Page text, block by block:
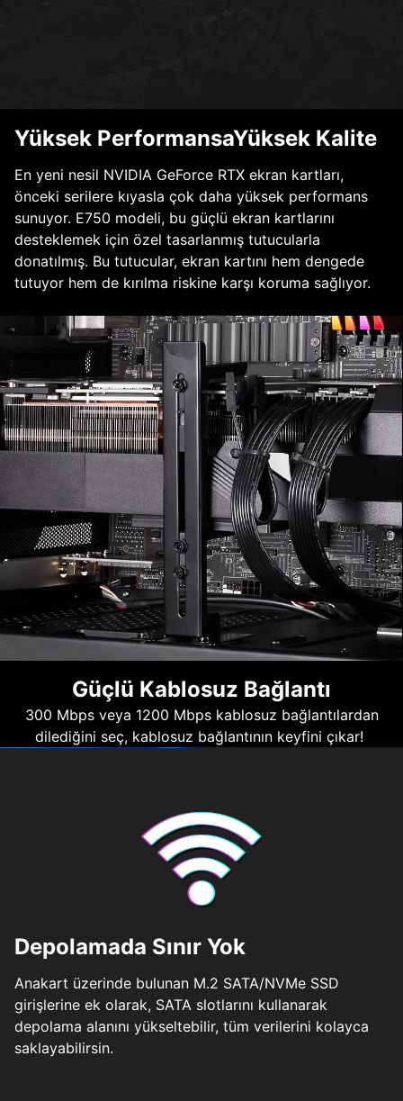
Yüksek PerformansaYüksek Kalite
En yeni nesil NVIDIA GeForce RTX ekran kartları,
önceki serilere kıyasla çok daha yüksek performans
sunuyor. E750 modeli, bu güçlü ekran kartlarını
desteklemek için özel tasarlanmış tutucularla
donatılmış. Bu tutucular, ekran kartını hem dengede
tutuyor hem de kırılma riskine karşı koruma sağlıyor.
Güçlü Kablosuz Bağlantı
300 Mbps veya 1200 Mbps kablosuz bağlantılardan
dilediğini seç, kablosuz bağlantının keyfini çıkar!
Depolamada Sınır Yok
Anakart üzerinde bulunan M.2 SATA/NVMe SSD
girişlerine ek olarak, SATA slotlarını kullanarak
depolama alanını yükseltebilir, tüm verilerini kolayca
saklayabilirsin.